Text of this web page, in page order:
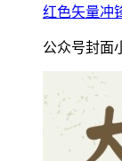
红色矢量冲
公众号封面